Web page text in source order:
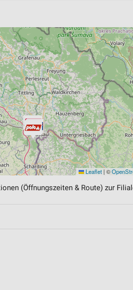
Leaflet | ©
(Öffnungszeiten & Route) zur